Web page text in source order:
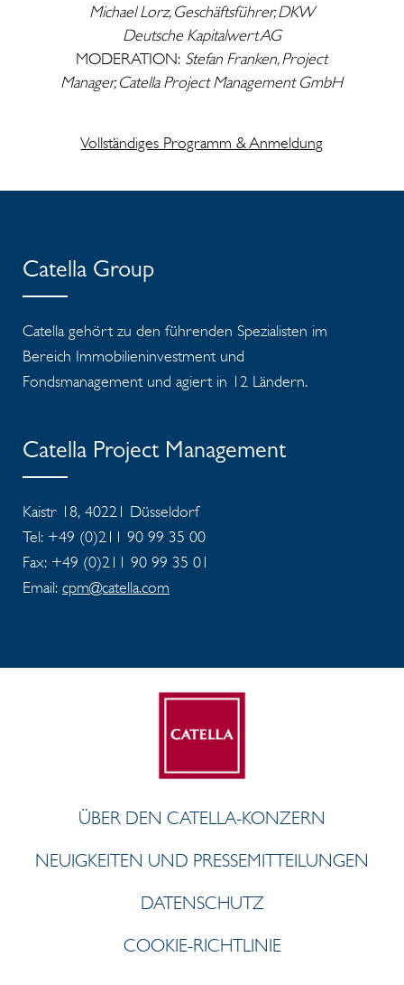
Michael Lorz, Geschäftsführer, DKW
Deutsche Kapitalwert AG
MODERATION: Stefan Franken, Project
Manager, Catella Project Management GmbH
Vollständiges Programm & Anmeldung
Catella Group
Catella gehört zu den führenden Spezialisten im
Bereich Immobilieninvestment und
Fondsmanagement und agiert in 12 Ländern.
Catella Project Management
Kaistr 18, 40221 Düsseldorf
Tel: +49 (0)211 90 99 35 00
Fax: +49 (0)211 90 99 35 01
Email: cpm@catella.com
ÜBER DEN CATELLA-KONZERN
NEUIGKEITEN UND PRESSEMITTEILUNGEN
DATENSCHUTZ
COOKIE-RICHTLINIE